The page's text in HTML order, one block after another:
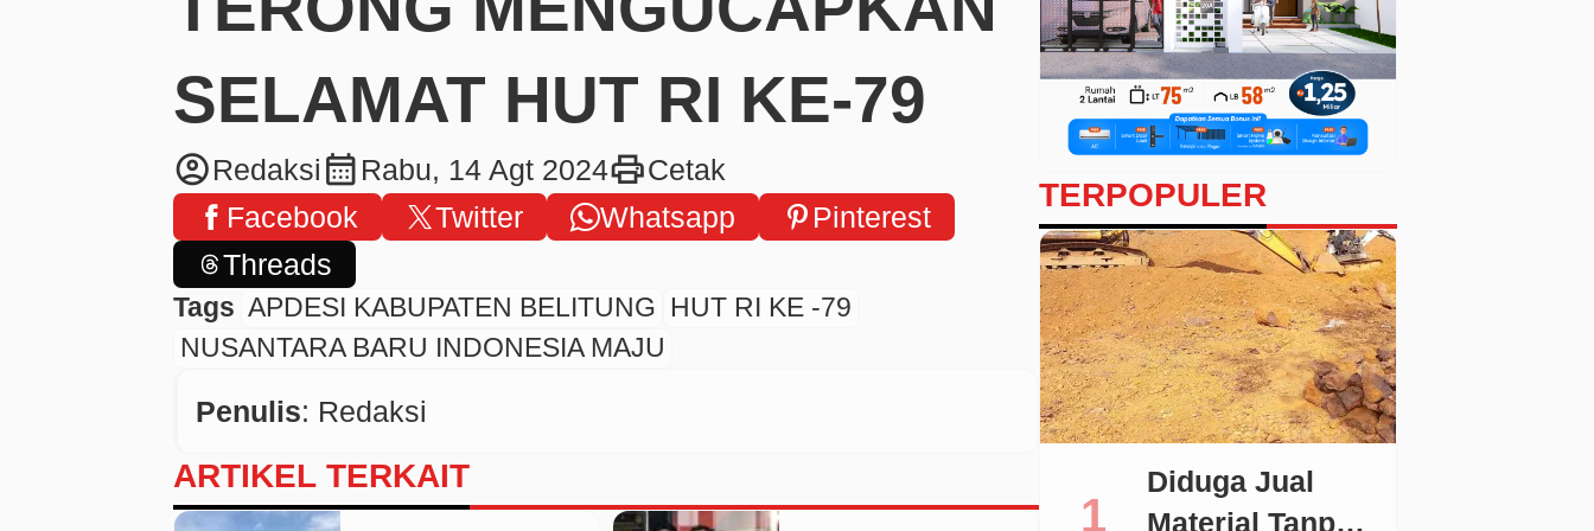
SELAMAT HUT RI KE-79
account_circleRedaksi calendar_month Rabu, 14 Agt 2024printCetak
Facebook
Twitter Whatsapp
Pinterest
Threads
Tags APDESI KABUPATEN BELITUNG HUT RI KE -79
NUSANTARA BARU INDONESIA MAJU
Penulis: Redaksi
ARTIKEL TERKAIT
TERPOPULER
Diduga Jual
Material Tanpa